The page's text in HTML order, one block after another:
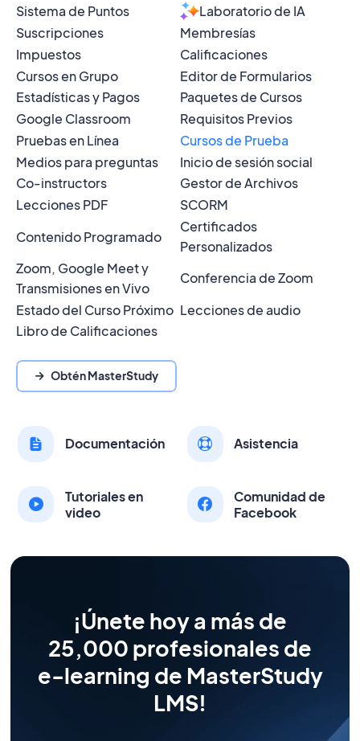
Sistema de Puntos
Laboratorio de IA
Suscripciones
Membresías
Impuestos
Calificaciones
Cursos en Grupo
Editor de Formularios
Estadísticas y Pagos
Paquetes de Cursos
Google Classroom
Requisitos Previos
Pruebas en Línea
Cursos de Prueba
Medios para preguntas
Inicio de sesión social
Co-instructors
Gestor de Archivos
Lecciones PDF
SCORM
Contenido Programado
Certificados
Personalizados
Zoom, Google Meet y
Transmisiones en Vivo
Conferencia de Zoom
Estado del Curso Próximo Lecciones de audio
Libro de Calificaciones
Obtén MasterStudy
Documentación Asistencia
Tutoriales en
video
Comunidad de
Facebook
¡Únete hoy a más de
25,000 profesionales de
e-learning de MasterStudy
LMS!